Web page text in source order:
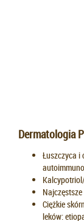
Dermatologia
Łuszczyca i
Ciężkie
leków: